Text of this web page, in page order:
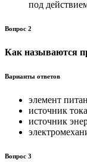
под
Вопрос 2
Как называются
Варианты ответов
элемент
источник тока
источник
Вопрос 3